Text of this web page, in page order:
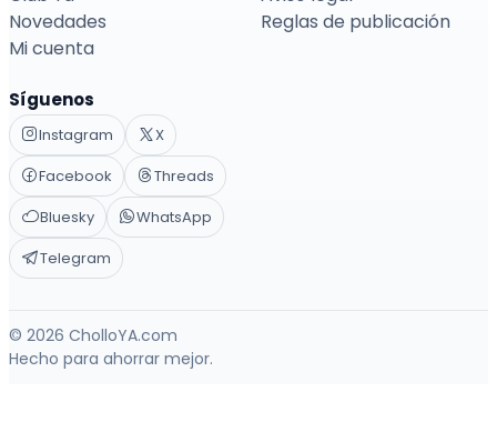
Novedades
Mi cuenta
Reglas de publicación
Síguenos
Instagram
X
Facebook
Threads
Bluesky
WhatsApp
Telegram
© 2026 CholloYA.com
Hecho para ahorrar mejor.